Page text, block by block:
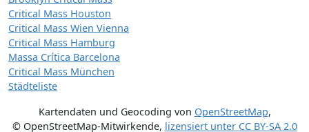
Critical Mass Houston
Critical Mass Wien Vienna
Critical Mass Hamburg
Massa Crítica Barcelona
Critical Mass München
Städteliste
Kartendaten und Geocoding von OpenStreetMap,
© OpenStreetMap-Mitwirkende, lizensiert unter CC BY-SA 2.0